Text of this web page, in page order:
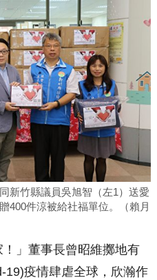
新竹縣議員吳旭智（左1）送愛
400件涼被給社福單位。（賴月
！」董事長曾昭維擲地有
19)疫情肆虐全球，欣瀚作